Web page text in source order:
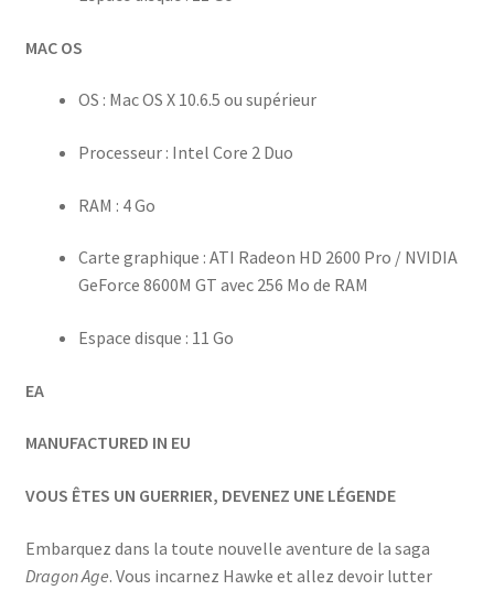
MAC OS
OS : Mac OS X 10.6.5 ou supérieur
Processeur : Intel Core 2 Duo
RAM : 4 Go
Carte graphique : ATI Radeon HD 2600 Pro / NVIDIA
GeForce 8600M GT avec 256 Mo de RAM
Espace disque : 11 Go
EA
MANUFACTURED IN EU
VOUS ÊTES UN GUERRIER, DEVENEZ UNE LÉGENDE
Embarquez dans la toute nouvelle aventure de la saga
Dragon Age. Vous incarnez Hawke et allez devoir lutter